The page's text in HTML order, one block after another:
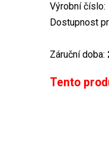
Výrobní číslo:
Dostupnost
Záruční doba:
Tento